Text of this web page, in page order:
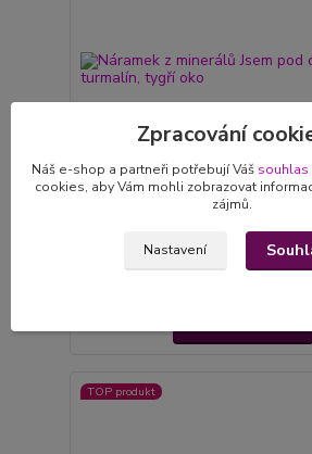
Náramek z minerálů Jsem pod
Zvolit variantu
TOP produkt
Zpracování
Náš e-shop a partneři potřebují Váš souhlas
cookies, aby Vám mohli zobrazovat
zájmů.
Nastavení